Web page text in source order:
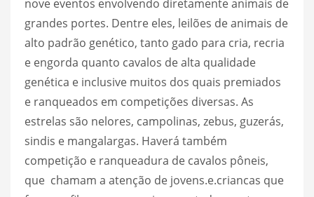
nove eventos envolvendo diretamente animais de
grandes portes. Dentre eles, leilões de animais de
alto padrão genético, tanto gado para cria, recria
e engorda quanto cavalos de alta qualidade
genética e inclusive muitos dos quais premiados
e ranqueados em competições diversas. As
estrelas são nelores, campolinas, zebus, guzerás,
sindis e mangalargas. Haverá também
competição e ranqueadura de cavalos pôneis,
que chamam a atenção de jovens.e.criancas que